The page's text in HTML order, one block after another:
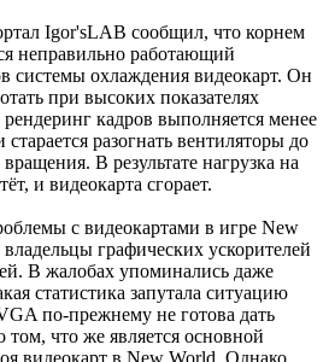
Igor'sLAB сообщил, что корнем
неправильно работающий
системы охлаждения видеокарт. Он
при высоких показателях
кадров выполняется менее
разогнать вентиляторы до
В результате нагрузка на
и видеокарта сгорает.
с видеокартами в игре New
графических ускорителей
В жалобах упоминались даже
статистика запутала ситуацию
по-прежнему не готова дать
том, что же является основной
видеокарт в New World. Однако